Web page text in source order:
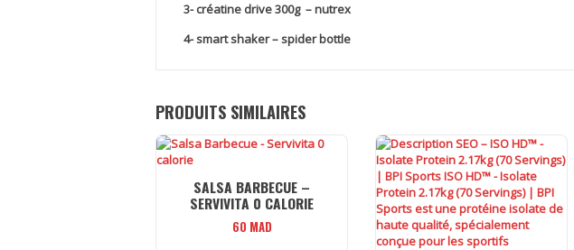
3- créatine drive 300g – nutrex
4- smart shaker – spider bottle
PRODUITS SIMILAIRES
SALSA BARBECUE –
SERVIVITA 0 CALORIE
60 MAD